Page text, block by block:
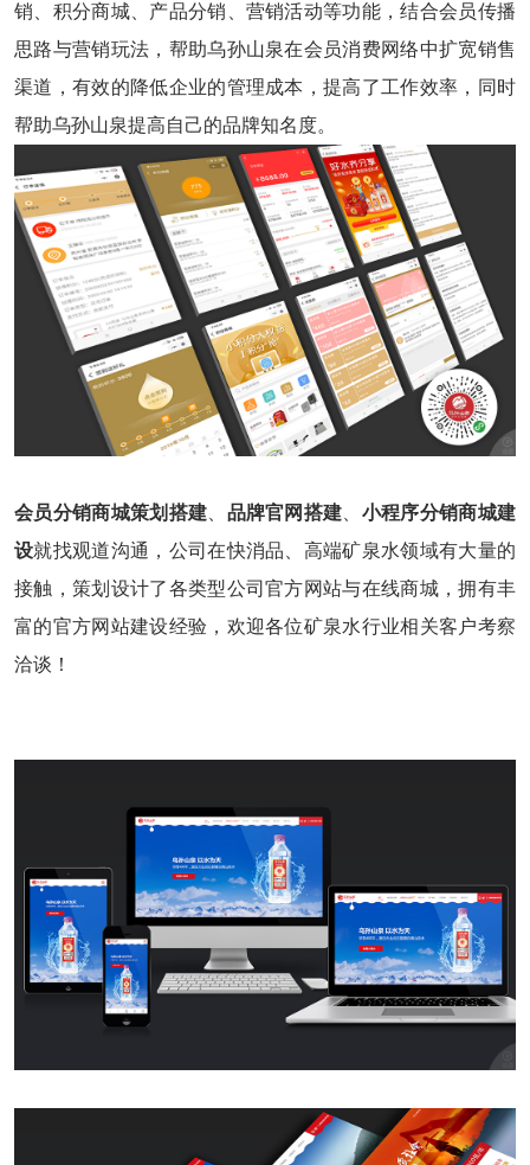
销、积分商城、产品分销、营销活动等功能，结合会员传播
思路与营销玩法，帮助乌孙山泉在会员消费网络中扩宽销售
渠道，有效的降低企业的管理成本，提高了工作效率，同时
帮助乌孙山泉提高自己的品牌知名度。
会员分销商城策划搭建 品牌官网搭建
小程序分销商城建
设就找观道沟通，公司在快消品、高端矿泉水领域有大量的
接触，策划设计了各类型公司官方网站与在线商城，拥有丰
富的官方网站建设经验，欢迎各位矿泉水行业相关客户考察
洽谈！